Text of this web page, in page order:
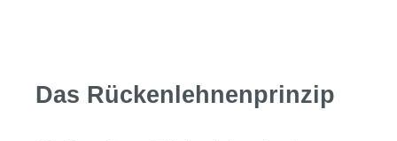
Das Rückenlehnenprinzip